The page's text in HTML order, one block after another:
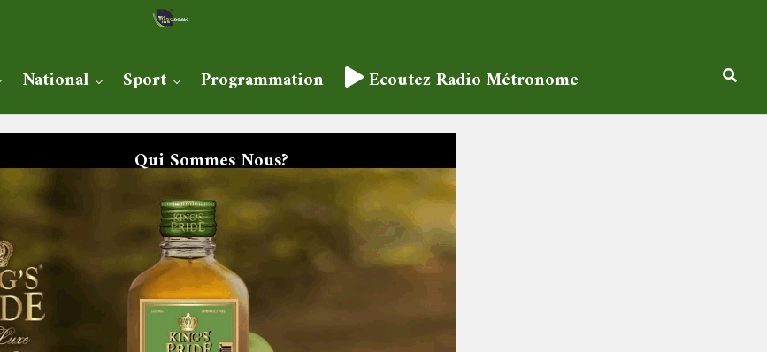
National Sport Programmation Ecoutez Radio Métronome
Qui Sommes Nous?